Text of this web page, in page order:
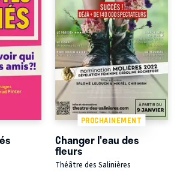
PROCHAINEMENT
Changer l'eau des
fleurs
Théâtre des Salinières